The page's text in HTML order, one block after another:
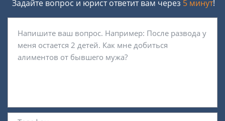
Задайте вопрос и юрист ответит вам через 5 минут!